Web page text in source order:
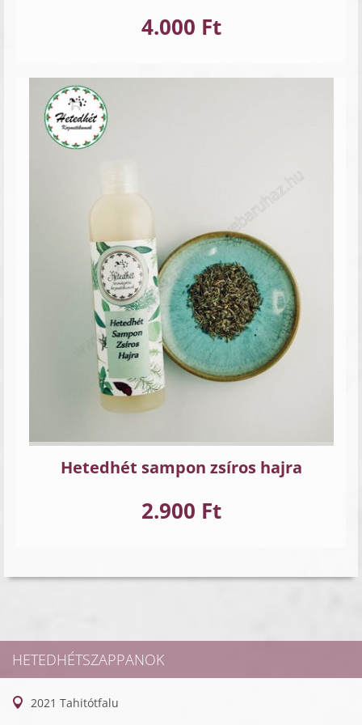
4.000 Ft
Hetedhét sampon zsíros hajra
2.900 Ft
HETEDHÉTSZAPPANOK
2021 Tahitótfalu